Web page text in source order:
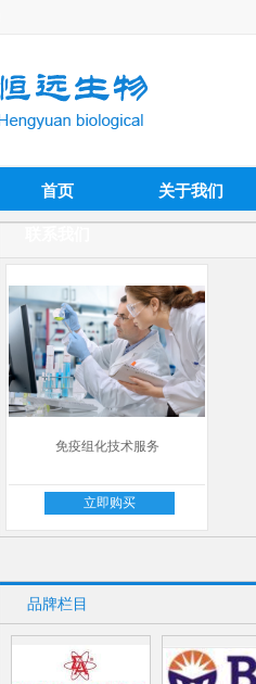
首页 关于我们
免疫组化技术服务
立即购买
品牌栏目